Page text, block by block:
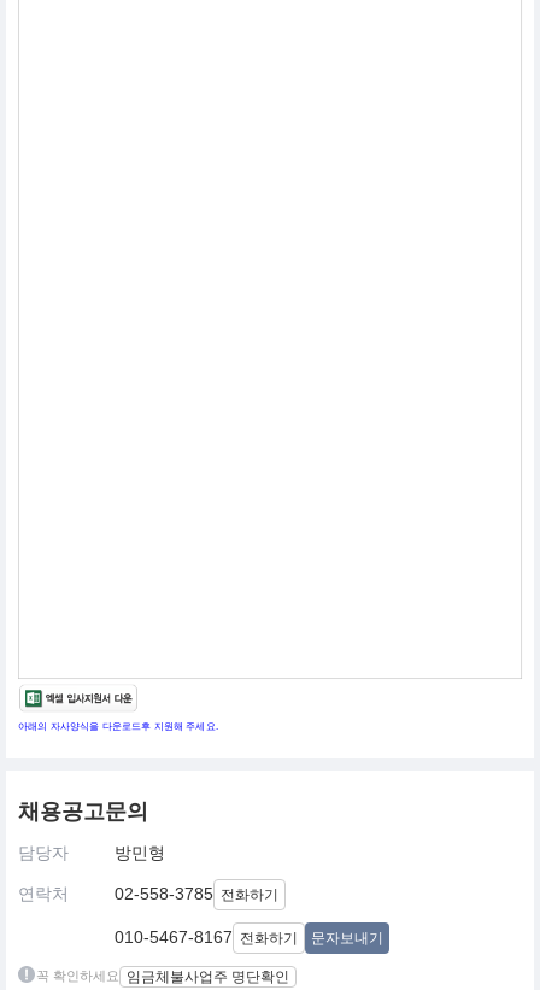
아래의 자사양식을 다운로드후 지원해 주세요.
채용공고문의
담당자 방민형
연락처 02-558-3785 전화하기
010-5467-8167 전화하기 문자보내기
꼭 확인하세요 임금체불사업주 명단확인